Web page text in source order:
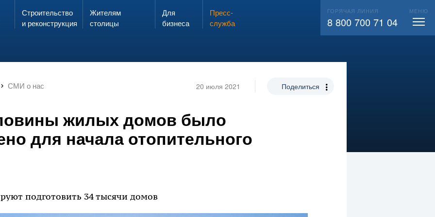
Запах газа?
ЗВОНИ 104 ВЫЗВАТЬ СЛЕСАРЯ
Строительство
и реконструкция
Жителям
столицы
Для
бизнеса
Пресс-
служба
ГОРЯЧАЯ ЛИНИЯ
8 800 700 71 04
МЕНЮ
СМИ о нас 20 июля 2021 Поделиться
жилых домов было
для начала отопительного
подготовить 34 тысячи домов